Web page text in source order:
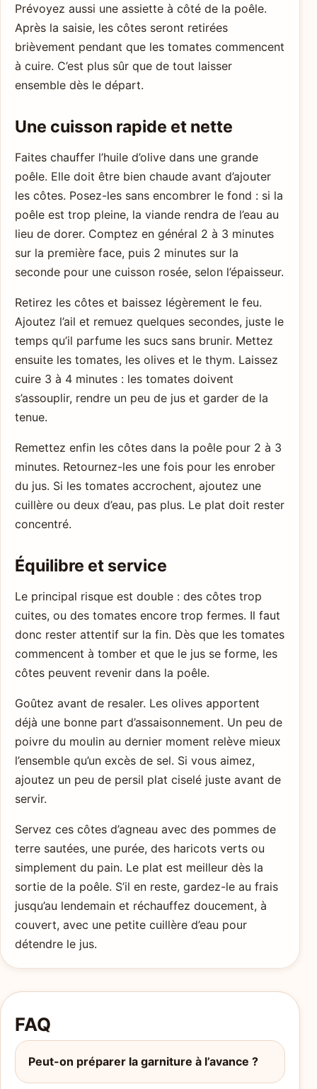
Prévoyez aussi une assiette à côté de la poêle.
Après la saisie, les côtes seront retirées
brièvement pendant que les tomates commencent
à cuire. C’est plus sûr que de tout laisser
ensemble dès le départ.
Une cuisson rapide et nette
Faites chauffer l’huile d’olive dans une grande
poêle. Elle doit être bien chaude avant d’ajouter
les côtes. Posez-les sans encombrer le fond : si la
poêle est trop pleine, la viande rendra de l’eau au
lieu de dorer. Comptez en général 2 à 3 minutes
sur la première face, puis 2 minutes sur la
seconde pour une cuisson rosée, selon l’épaisseur.
Retirez les côtes et baissez légèrement le feu.
Ajoutez l’ail et remuez quelques secondes, juste le
temps qu’il parfume les sucs sans brunir. Mettez
ensuite les tomates, les olives et le thym. Laissez
cuire 3 à 4 minutes : les tomates doivent
s’assouplir, rendre un peu de jus et garder de la
tenue.
Remettez enfin les côtes dans la poêle pour 2 à 3
minutes. Retournez-les une fois pour les enrober
du jus. Si les tomates accrochent, ajoutez une
cuillère ou deux d’eau, pas plus. Le plat doit rester
concentré.
Équilibre et service
Le principal risque est double : des côtes trop
cuites, ou des tomates encore trop fermes. Il faut
donc rester attentif sur la fin. Dès que les tomates
commencent à tomber et que le jus se forme, les
côtes peuvent revenir dans la poêle.
Goûtez avant de resaler. Les olives apportent
déjà une bonne part d’assaisonnement. Un peu de
poivre du moulin au dernier moment relève mieux
l’ensemble qu’un excès de sel. Si vous aimez,
ajoutez un peu de persil plat ciselé juste avant de
servir.
Servez ces côtes d’agneau avec des pommes de
terre sautées, une purée, des haricots verts ou
simplement du pain. Le plat est meilleur dès la
sortie de la poêle. S’il en reste, gardez-le au frais
jusqu’au lendemain et réchauffez doucement, à
couvert, avec une petite cuillère d’eau pour
détendre le jus.
FAQ
Peut-on préparer la garniture à l’avance ?